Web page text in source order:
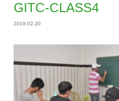
GITC-CLASS4
2019.02.20